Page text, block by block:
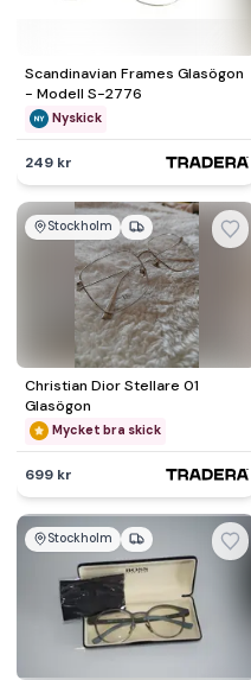
Scandinavian Frames Glasögon
- Modell S-2776
Nyskick
249 kr
Stockholm
Christian Dior Stellare 01
Glasögon
Mycket bra skick
699 kr
Stockholm